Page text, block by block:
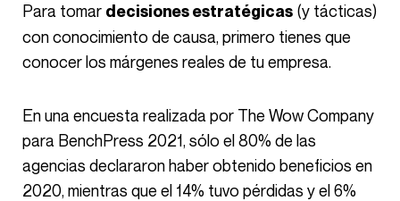
Para tomar decisiones estratégicas (y tácticas)
con conocimiento de causa, primero tienes que
conocer los márgenes reales de tu empresa.
En una encuesta realizada por The Wow Company
para BenchPress 2021, sólo el 80% de las
agencias declararon haber obtenido beneficios en
2020, mientras que el 14% tuvo pérdidas y el 6%